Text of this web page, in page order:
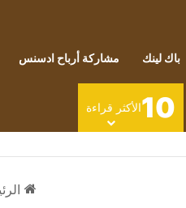
باك لينك مشاركة أرباح ادسنس
10الأكثر قراءة